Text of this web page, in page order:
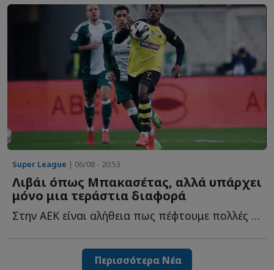
Super League | 06/08 - 20:53
Λιβάι όπως Μπακασέτας, αλλά υπάρχει
μόνο μια τεράστια διαφορά
Στην ΑΕΚ είναι αλήθεια πως πέφτουμε πολλές στην παγίδα ν...
Περισσότερα Νέα